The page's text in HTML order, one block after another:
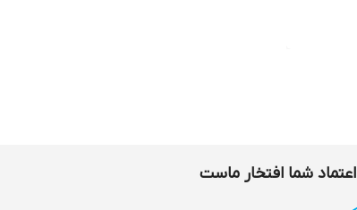
اعتماد شما افتخار ماست